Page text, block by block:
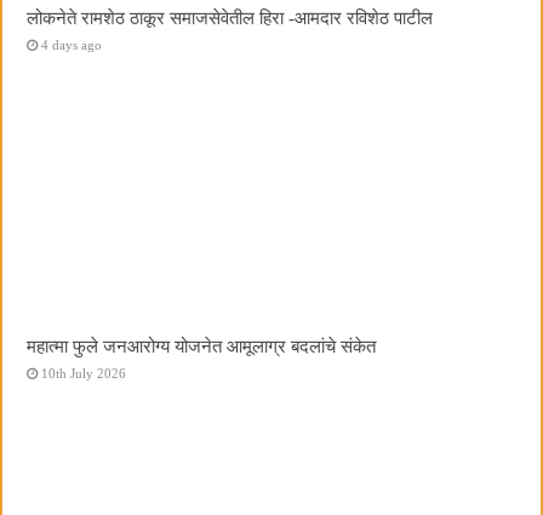
लोकनेते रामशेठ ठाकूर समाजसेवेतील हिरा -आमदार रविशेठ पाटील
4 days ago
महात्मा फुले जनआरोग्य योजनेत आमूलाग्र बदलांचे संकेत
10th July 2026